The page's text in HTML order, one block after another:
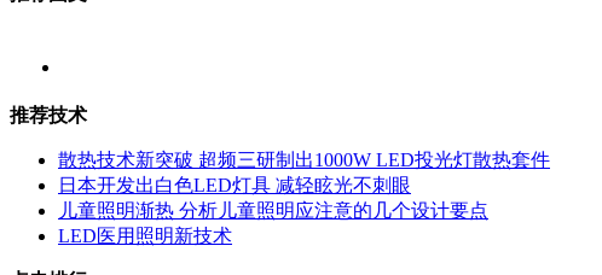
推荐技术
散热技术新突破 超频三研制出1000W LED投光灯散热套件
日本开发出白色LED灯具 减轻眩光不刺眼
儿童照明渐热 分析儿童照明应注意的几个设计要点
LED医用照明新技术